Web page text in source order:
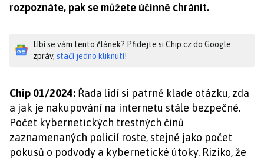
rozpoznáte, pak se můžete účinně chránit.
Líbí se vám tento článek? Přidejte si Chip.cz do Google
zpráv, stačí jedno kliknutí!
Chip 01/2024: Řada lidí si patrně klade otázku, zda
a jak je nakupování na internetu stále bezpečné.
Počet kybernetických trestných činů
zaznamenaných policií roste, stejně jako počet
pokusů o podvody a kybernetické útoky. Riziko, že